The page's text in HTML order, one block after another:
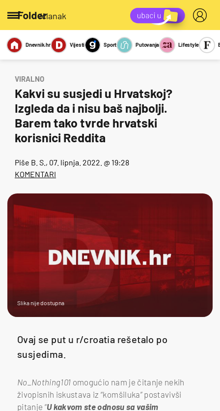
/članak
Miks Kviz
Report
Sexy
Dnevnik.hr Vijesti Sport Putovanja Lifestyle
VIRALNO
Kakvi su susjedi u Hrvatskoj?
Izgleda da i nisu baš najbolji.
Barem tako tvrde hrvatski
korisnici Reddita
Piše B. S. , 07. lipnja. 2022. @ 19:28
KOMENTARI
Slika nije dostupna
Ovaj se put u r/croatia rešetalo po
susjedima.
No_Nothing101 omogućio nam je čitanje nekih
živopisnih iskustava iz “komšiluka” postavivši
pitanje “U kakvom ste odnosu sa vašim